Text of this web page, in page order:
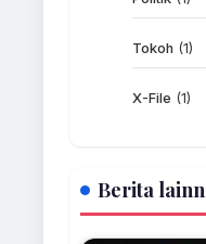
Tokoh (1)
X-File (1)
Berita
ini